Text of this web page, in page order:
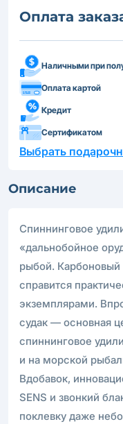
Оплата
Наличными при
Оплата картой
Кредит
Сертификатом
Выбрать
Описание
Спиннинговое
«дальнобойное
рыбой. Карбоновый
справится
экземплярами.
судак — основная
спиннинговое
и на морской
Вдобавок,
SENS и звонкий
поклевку даже